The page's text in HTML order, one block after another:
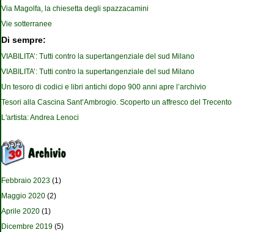
Via Magolfa, la chiesetta degli spazzacamini
Vie sotterranee
Di sempre:
VIABILITA’: Tutti contro la supertangenziale del sud Milano
VIABILITA’: Tutti contro la supertangenziale del sud Milano
Un tesoro di codici e libri antichi dopo 900 anni apre l’archivio
Tesori alla Cascina Sant’Ambrogio. Scoperto un affresco del Trecento
L'artista: Andrea Lenoci
Febbraio 2023 (1)
Maggio 2020 (2)
Aprile 2020 (1)
Dicembre 2019 (5)